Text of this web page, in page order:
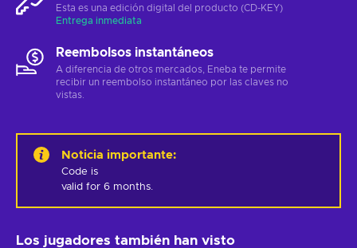
Esta es una edición digital del producto (CD-KEY)
Entrega inmediata
Reembolsos instantáneos
A diferencia de otros mercados, Eneba te permite
recibir un reembolso instantáneo por las claves no
vistas.
Noticia importante:
Code is
valid for 6 months.
Los jugadores también han visto